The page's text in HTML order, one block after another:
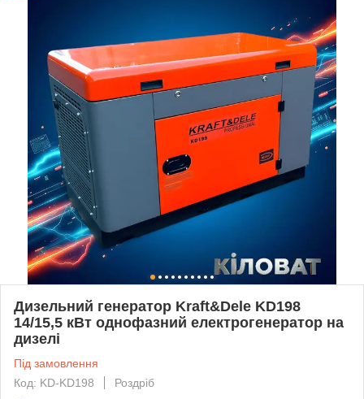
Дизельний генератор Kraft&Dele KD198
14/15,5 кВт однофазний електрогенератор на
дизелі
Під замовлення
Код: KD-KD198
Роздріб